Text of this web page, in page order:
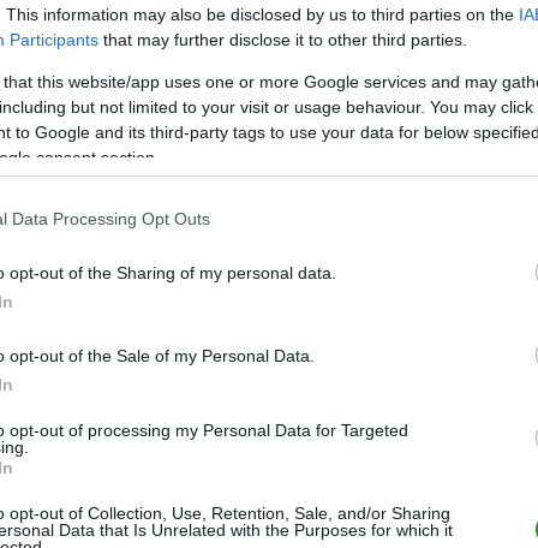
This information may also be disclosed by us to third parties on the
Participants that may further disclose it to other third parties.
that this website/app uses one or more Google services and may
but not limited to your visit or usage behaviour. You may
to Google and its third-party tags to use your data for below
consent section.
Data Processing Opt Outs
opt-out of the Sharing of my personal data.
opt-out of the Sale of my Personal Data.
opt-out of processing my Personal Data for Targeted
opt-out of Collection, Use, Retention, Sale, and/or Sharing
Data that Is Unrelated with the Purposes for which it
ZOBACZ WIĘCEJ (4)
70-
63-
79-
26 49 15 4 81-